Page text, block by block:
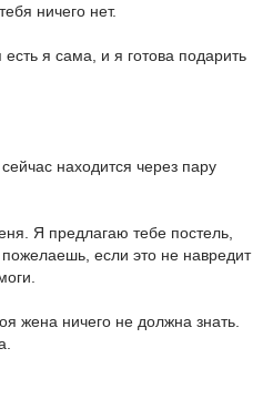
ничего нет.
я сама, и я готова подарить
находится через пару
Я предлагаю тебе постель,
если это не навредит
жена ничего не должна знать.